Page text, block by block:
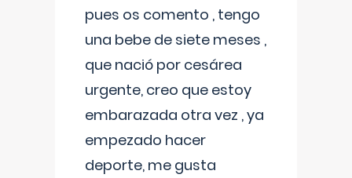
pues os comento , tengo
una bebe de siete meses ,
que nació por cesárea
urgente, creo que estoy
embarazada otra vez , ya
empezado hacer
deporte, me gusta